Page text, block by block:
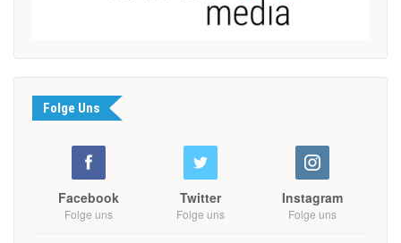
Folge Uns
Facebook
Folge uns
Twitter
Folge uns
Instagram
Folge uns